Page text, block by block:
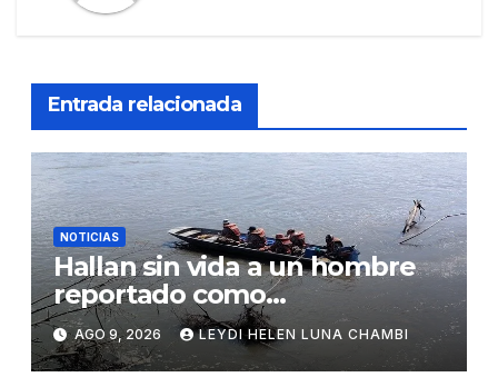
Entrada relacionada
NOTICIAS
Hallan sin vida a un hombre
reportado como
desaparecido en Villa Tunari
AGO 9, 2026 LEYDI HELEN LUNA CHAMBI